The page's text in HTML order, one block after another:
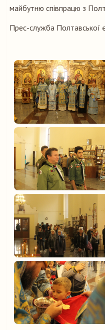
майбутню співпрацю з
Прес-служба Полтавської